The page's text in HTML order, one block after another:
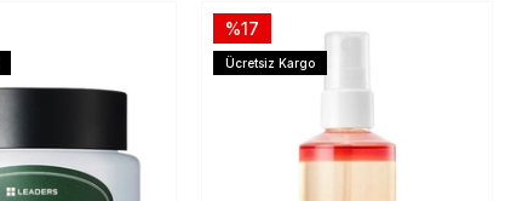
%17
Ücretsiz Kargo